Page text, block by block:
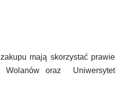
mają skorzystać prawie
Wolanów oraz Uniwersytet